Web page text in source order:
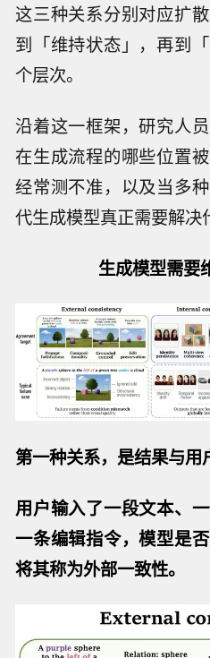
这三种关系分别对应扩
到「维持状态」，再到
个层次。
沿着这一框架，研究人
在生成流程的哪些位置
经常测不准，以及当多
代生成模型真正需要解决
生成模型需要
第一种关系，是结果与用
用户输入了一段文本、
一条编辑指令，模型是
将其称为外部一致性。